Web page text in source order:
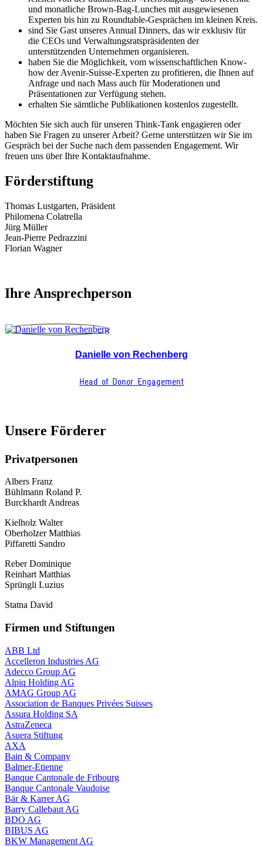
und monatliche Brown-Bag-Lunches mit ausgewiesenen
Experten bis hin zu Roundtable-Gesprächen im kleinen Kreis.
sind Sie Gast unseres Annual Dinners, das wir exklusiv für
die CEOs und Verwaltungsratspräsidenten der
unterstützenden Unternehmen organisieren.
haben Sie die Möglichkeit, vom wissenschaftlichen Know-
how der Avenir-Suisse-Experten zu profitieren, die Ihnen auf
Anfrage und nach Mass auch für Moderationen und
Präsentationen zur Verfügung stehen.
erhalten Sie sämtliche Publikationen kostenlos zugestellt.
Möchten Sie sich auch für unseren Think-Tank engagieren oder
haben Sie Fragen zu unserer Arbeit? Gerne unterstützen wir Sie im
Gespräch bei der Suche nach dem passenden Engagement. Wir
freuen uns über Ihre Kontaktaufnahme.
Förderstiftung
Thomas Lustgarten, Präsident
Philomena Colatrella
Jürg Müller
Jean-Pierre Pedrazzini
Florian Wagner
Ihre Ansprechperson
Danielle von Rechenberg
Head of Donor Engagement
Unsere Förderer
Privatpersonen
Albers Franz
Bühlmann Roland P.
Burckhardt Andreas
Kielholz Walter
Oberholzer Matthias
Piffaretti Sandro
Reber Dominique
Reinhart Matthias
Sprüngli Luzius
Statna David
Firmen und Stiftungen
ABB Ltd
Accelleron Industries AG
Adecco Group AG
Alpiq Holding AG
AMAG Group AG
Association de Banques Privées Suisses
Assura Holding SA
AstraZeneca
Asuera Stiftung
AXA
Bain & Company
Balmer-Etienne
Banque Cantonale de Fribourg
Banque Cantonale Vaudoise
Bär & Karrer AG
Barry Callebaut AG
BDO AG
BIBUS AG
BKW Management AG